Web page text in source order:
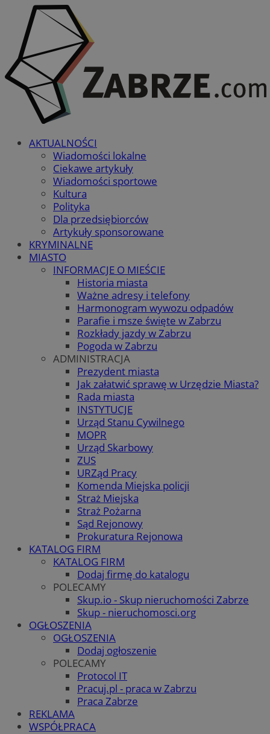
AKTUALNOŚCI
Wiadomości lokalne
Ciekawe artykuły
Wiadomości sportowe
Kultura
Polityka
Dla przedsiębiorców
Artykuły sponsorowane
KRYMINALNE
MIASTO
INFORMACJE O MIEŚCIE
Historia miasta
Ważne adresy i telefony
Harmonogram wywozu odpadów
Parafie i msze święte w Zabrzu
Rozkłady jazdy w Zabrzu
Pogoda w Zabrzu
ADMINISTRACJA
Prezydent miasta
Jak załatwić sprawę w Urzędzie Miasta?
Rada miasta
INSTYTUCJE
Urząd Stanu Cywilnego
MOPR
Urząd Skarbowy
ZUS
URZąd Pracy
Komenda Miejska policji
Straż Miejska
Straż Pożarna
Sąd Rejonowy
Prokuratura Rejonowa
KATALOG FIRM
KATALOG FIRM
Dodaj firmę do katalogu
POLECAMY
Skup.io - Skup nieruchomości Zabrze
Skup - nieruchomosci.org
OGŁOSZENIA
OGŁOSZENIA
Dodaj ogłoszenie
POLECAMY
Protocol IT
Pracuj.pl - praca w Zabrzu
Praca Zabrze
REKLAMA
WSPÓŁPRACA